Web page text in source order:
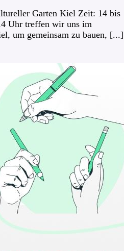
Garten Kiel Zeit: 14 bis
Uhr treffen wir uns im
um gemeinsam zu bauen, [...]